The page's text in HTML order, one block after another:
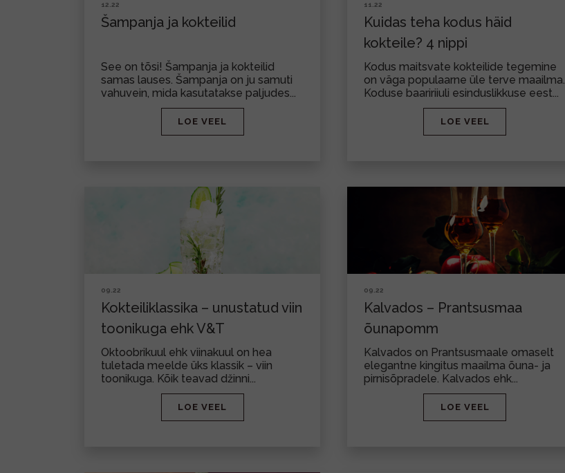
12.22
Šampanja ja kokteilid
See on tõsi! Šampanja ja kokteilid
samas lauses. Šampanja on ju samuti
vahuvein, mida kasutatakse paljudes...
LOE VEEL
11.22
Kuidas teha kodus häid
kokteile? 4 nippi
Kodus maitsvate kokteilide tegemine
on väga populaarne üle terve maailma.
Koduse baaririiuli esinduslikkuse eest...
LOE VEEL
09.22
Kokteiliklassika – unustatud viin
toonikuga ehk V&T
Oktoobrikuul ehk viinakuul on hea
tuletada meelde üks klassik – viin
toonikuga. Kõik teavad džinni...
LOE VEEL
09.22
Kalvados – Prantsusmaa
õunapomm
Kalvados on Prantsusmaale omaselt
elegantne kingitus maailma õuna- ja
pirnisõpradele. Kalvados ehk...
LOE VEEL